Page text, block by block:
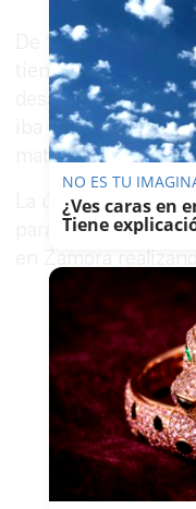
De 1.75 metros de
tiene pelo y barba
desaparición le
iba en un Suzuki
matrícula 8200
La última vez que
paradero, José
en Zamora
NO ES TU
¿Ves caras en
Tiene